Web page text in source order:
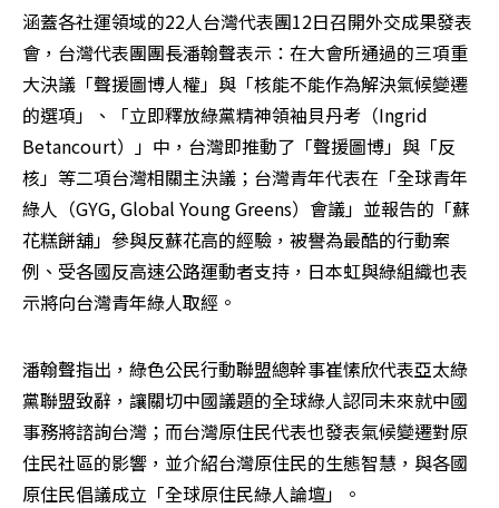
涵蓋各社運領域的22人台灣代表團12日召開外交成果發表
會，台灣代表團團長潘翰聲表示：在大會所通過的三項重
大決議「聲援圖博人權」與「核能不能作為解決氣候變遷
的選項」、「立即釋放綠黨精神領袖貝丹考（Ingrid
Betancourt）」中，台灣即推動了「聲援圖博」與「反
核」等二項台灣相關主決議；台灣青年代表在「全球青年
綠人（GYG, Global Young Greens）會議」並報告的「蘇
花糕餅舖」參與反蘇花高的經驗，被譽為最酷的行動案
例、受各國反高速公路運動者支持，日本虹與綠組織也表
示將向台灣青年綠人取經。
潘翰聲指出，綠色公民行動聯盟總幹事崔愫欣代表亞太綠
黨聯盟致辭，讓關切中國議題的全球綠人認同未來就中國
事務將諮詢台灣；而台灣原住民代表也發表氣候變遷對原
住民社區的影響，並介紹台灣原住民的生態智慧，與各國
原住民倡議成立「全球原住民綠人論壇」。